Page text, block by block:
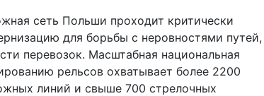
сеть Польши проходит критически
для борьбы с неровностями путей,
перевозок. Масштабная национальная
рельсов охватывает более 2200
линий и свыше 700 стрелочных